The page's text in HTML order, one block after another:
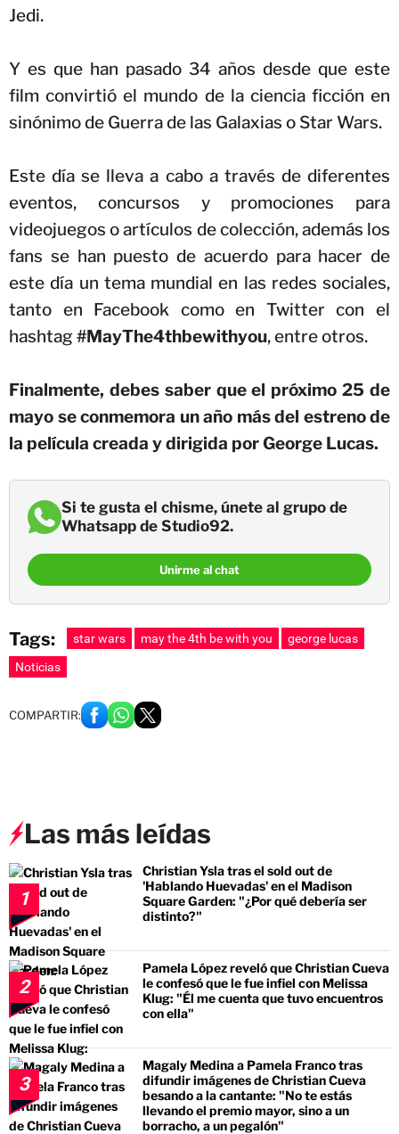
Jedi.
Y es que han pasado 34 años desde que este
film convirtió el mundo de la ciencia ficción en
sinónimo de Guerra de las Galaxias o Star Wars.
Este día se lleva a cabo a través de diferentes
eventos, concursos y promociones para
videojuegos o artículos de colección, además los
fans se han puesto de acuerdo para hacer de
este día un tema mundial en las redes sociales,
tanto en Facebook como en Twitter con el
hashtag#MayThe4thbewithyou, entre otros.
Finalmente, debes saber que el próximo 25 de
mayo se conmemora un año más del estreno de
la película creada y dirigida por George Lucas.
Si te gusta el chisme, únete al grupo de
Whatsapp de Studio92.
Unirme al chat
Tags: star wars may the 4th be with you
george lucas
Noticias
COMPARTIR:
Las más leídas
1
Christian Ysla tras el sold out de
'Hablando Huevadas' en el Madison
Square Garden: "¿Por qué debería ser
distinto?"
2
Pamela López reveló que Christian Cueva
le confesó que le fue infiel con Melissa
Klug: "Él me cuenta que tuvo encuentros
con ella"
3
Magaly Medina a Pamela Franco tras
difundir imágenes de Christian Cueva
besando a la cantante: "No te estás
llevando el premio mayor, sino a un
borracho, a un pegalón"